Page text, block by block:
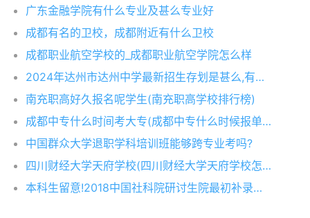
广东金融学院有什么专业及甚么专业好
成都有名的卫校，成都附近有什么卫校
成都职业航空学校的_成都职业航空学院怎么样
2024年达州市达州中学最新招生存划是甚么,有何变革
南充职高好久报名呢学生(南充职高学校排行榜)
成都中专什么时间考大专(成都中专什么时候报单招考试)
中国群众大学退职学科培训班能够跨专业考吗?
四川财经大学天府学校(四川财经大学天府学校怎么样)
本科生留意!2018中国社科院研讨生院最初补录，错过此次，只等来岁!